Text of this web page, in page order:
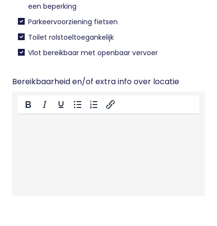
een beperking
Parkeervoorziening fietsen
Toilet rolstoeltoegankelijk
Vlot bereikbaar met openbaar vervoer
Bereikbaarheid en/of extra info over locatie